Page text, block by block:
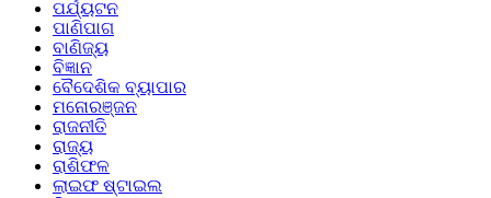
ପର୍ଯ୍ୟଟନ
ପାଣିପାଗ
ବାଣିଜ୍ୟ
ବିଜ୍ଞାନ
ବୈଦେଶିକ ବ୍ୟାପାର
ମନୋରଞ୍ଜନ
ରାଜନୀତି
ରାଜ୍ୟ
ରାଶିଫଳ
ଲାଇଫ ଷ୍ଟାଇଲ